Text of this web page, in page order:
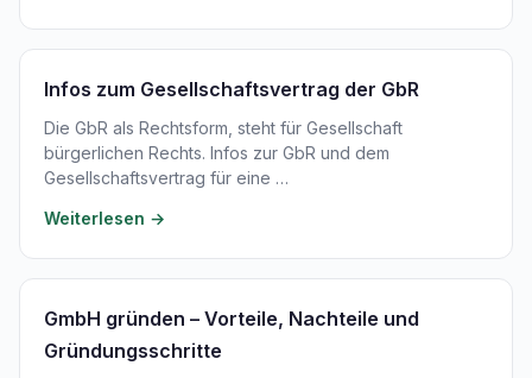
Infos zum Gesellschaftsvertrag der GbR
Die GbR als Rechtsform, steht für Gesellschaft
bürgerlichen Rechts. Infos zur GbR und dem
Gesellschaftsvertrag für eine …
Weiterlesen →
GmbH gründen – Vorteile, Nachteile und
Gründungsschritte